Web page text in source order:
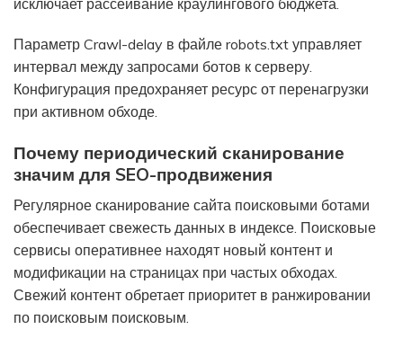
Параметр Crawl-delay в файле robots.txt управляет
интервал между запросами ботов к серверу.
Конфигурация предохраняет ресурс от перенагрузки
при активном обходе.
Почему периодический сканирование
значим для SEO-продвижения
Регулярное сканирование сайта поисковыми ботами
обеспечивает свежесть данных в индексе. Поисковые
сервисы оперативнее находят новый контент и
модификации на страницах при частых обходах.
Свежий контент обретает приоритет в ранжировании
по поисковым поисковым.